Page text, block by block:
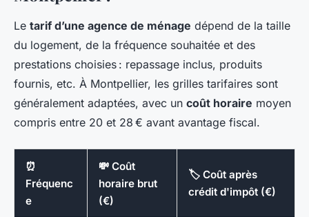
Le tarif d’une agence de ménage dépend de la taille
du logement, de la fréquence souhaitée et des
prestations choisies : repassage inclus, produits
fournis, etc. À Montpellier, les grilles tarifaires sont
généralement adaptées, avec un coût horaire moyen
compris entre 20 et 28 € avant avantage fiscal.
⏰
Fréquenc
e
💸 Coût
horaire brut
(€)
🏷️ Coût après
crédit d'impôt (€)